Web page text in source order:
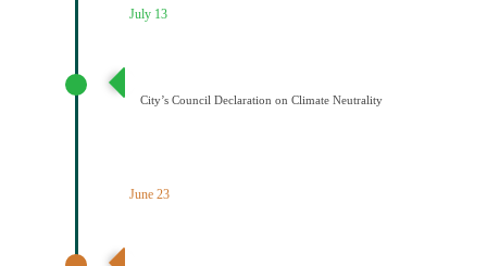
July 13
City’s Council Declaration on Climate Neutrality
June 23